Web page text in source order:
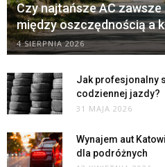
Czy najtańsze AC zawsze
między oszczędnością a
4 SIERPNIA 2026
Jak profesjonalny
codziennej jazdy?
31 MAJA 2026
Wynajem aut
dla podróżnych